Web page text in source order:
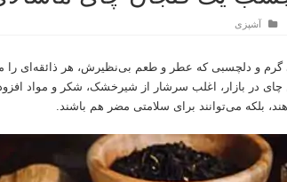
آشپزی
گرم و دلچسبی که عطر و طعم بی‌نظیرش، هر ذائقه‌ای را
چای در بازار، اغلب سرشار از شیرخشک، شکر و مواد
بلکه می‌توانند برای سلامتی مضر هم باشند.